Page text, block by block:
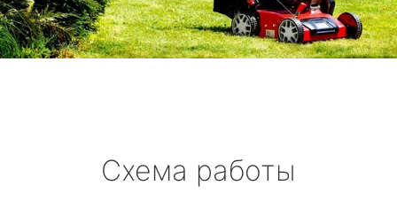
Схема работы